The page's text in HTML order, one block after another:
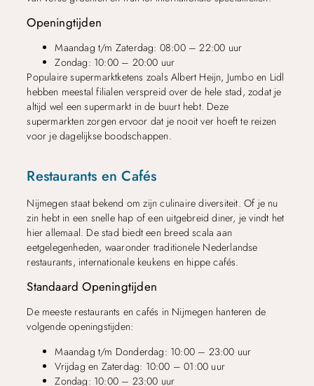
Openingtijden
Maandag t/m Zaterdag: 08:00 – 22:00 uur
Zondag: 10:00 – 20:00 uur
Populaire supermarktketens zoals Albert Heijn, Jumbo en Lidl
hebben meestal filialen verspreid over de hele stad, zodat je
altijd wel een supermarkt in de buurt hebt. Deze
supermarkten zorgen ervoor dat je nooit ver hoeft te reizen
voor je dagelijkse boodschappen.
Restaurants en Cafés
Nijmegen staat bekend om zijn culinaire diversiteit. Of je nu
zin hebt in een snelle hap of een uitgebreid diner, je vindt het
hier allemaal. De stad biedt een breed scala aan
eetgelegenheden, waaronder traditionele Nederlandse
restaurants, internationale keukens en hippe cafés.
Standaard Openingtijden
De meeste restaurants en cafés in Nijmegen hanteren de
volgende openingstijden:
Maandag t/m Donderdag: 10:00 – 23:00 uur
Vrijdag en Zaterdag: 10:00 – 01:00 uur
Zondag: 10:00 – 23:00 uur